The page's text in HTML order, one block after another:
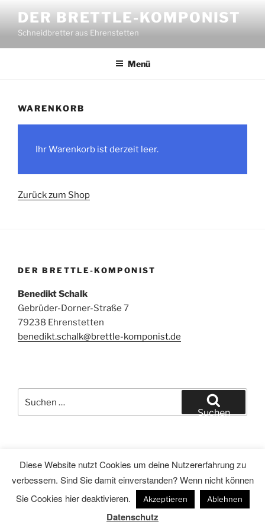
Inhalt
springen
DER BRETTLE-KOMPONIST
Schneidbretter aus Ehrenstetten
Menü
WARENKORB
Ihr Warenkorb ist derzeit leer.
Zurück zum Shop
DER BRETTLE-KOMPONIST
Benedikt Schalk
Gebrüder-Dorner-Straße 7
79238 Ehrenstetten
benedikt.schalk@brettle-komponist.de
nach:
Suchen
Facebook
Datenschutzerklärung Stolz präsentiert von WordPress
Diese Website nutzt Cookies um deine Nutzererfahrung zu
verbessern. Sind Sie damit einverstanden? Wenn nicht können
Sie Cookies hier deaktivieren.
Akzeptieren Ablehnen
Datenschutz